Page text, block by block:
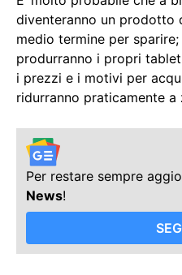
diventeranno un prodotto
medio termine per
produrranno i propri
i prezzi e i motivi per
ridurranno praticamente a
Per restare sempre
News!